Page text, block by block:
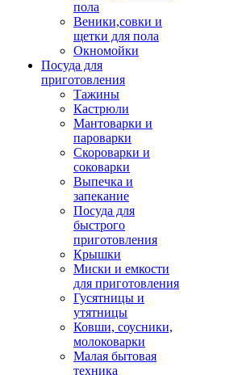
пола
Веники,совки и
щетки для пола
Окномойки
Посуда для
приготовления
Тажины
Кастрюли
Мантоварки и
пароварки
Скороварки и
соковарки
Выпечка и
запекание
Посуда для
быстрого
приготовления
Крышки
Миски и емкости
для приготовления
Гусятницы и
утятницы
Ковши, соусники,
молоковарки
Малая бытовая
техника